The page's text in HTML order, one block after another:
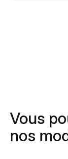
Vous
nos